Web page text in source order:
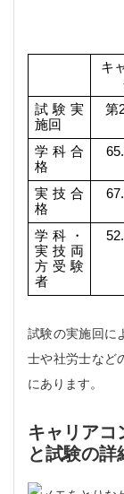
キ
試験実
施回
第
学科合
格
実技合
格
学科・
実技両
方受験
者
試験の実施回に
士や社労士など
にあります。
キャリアコ
と試験の詳